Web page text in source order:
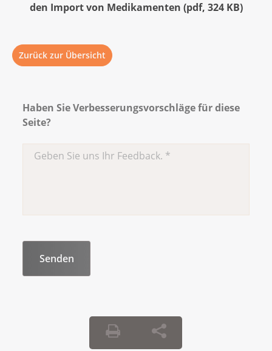
den Import von Medikamenten (pdf, 324 KB)
Zurück zur Übersicht
Haben Sie Verbesserungsvorschläge für diese
Seite?